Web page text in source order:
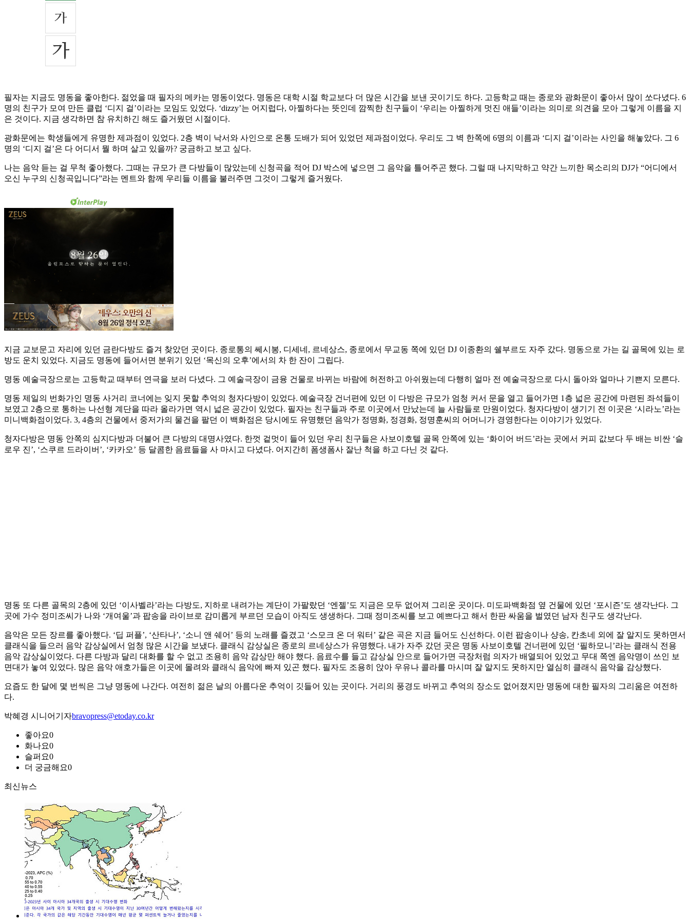
필자는 지금도 명동을 좋아한다. 젊었을 때 필자의 메카는 명동이었다. 명동은 대학 시절 학교보다 더 많은 시간을 보낸 곳이기도 하다. 고등학교 때는 종로와 광화문이 좋아서 많이 쏘다녔다. 6
명의 친구가 모여 만든 클럽 ‘디지 걸’이라는 모임도 있었다. ‘dizzy’는 어지럽다, 아찔하다는 뜻인데 깜찍한 친구들이 ‘우리는 아찔하게 멋진 애들’이라는 의미로 의견을 모아 그렇게 이름을 지
은 것이다. 지금 생각하면 참 유치하긴 해도 즐거웠던 시절이다.
광화문에는 학생들에게 유명한 제과점이 있었다. 2층 벽이 낙서와 사인으로 온통 도배가 되어 있었던 제과점이었다. 우리도 그 벽 한쪽에 6명의 이름과 ‘디지 걸’이라는 사인을 해놓았다. 그 6
명의 ‘디지 걸’은 다 어디서 뭘 하며 살고 있을까? 궁금하고 보고 싶다.
나는 음악 듣는 걸 무척 좋아했다. 그때는 규모가 큰 다방들이 많았는데 신청곡을 적어 DJ 박스에 넣으면 그 음악을 틀어주곤 했다. 그럴 때 나지막하고 약간 느끼한 목소리의 DJ가 “어디에서
오신 누구의 신청곡입니다”라는 멘트와 함께 우리들 이름을 불러주면 그것이 그렇게 즐거웠다.
지금 교보문고 자리에 있던 금란다방도 즐겨 찾았던 곳이다. 종로통의 쎄시봉, 디세네, 르네상스, 종로에서 무교동 쪽에 있던 DJ 이종환의 쉘부르도 자주 갔다. 명동으로 가는 길 골목에 있는 로
방도 운치 있었다. 지금도 명동에 들어서면 분위기 있던 ‘목신의 오후’에서의 차 한 잔이 그립다.
명동 예술극장으로는 고등학교 때부터 연극을 보러 다녔다. 그 예술극장이 금융 건물로 바뀌는 바람에 허전하고 아쉬웠는데 다행히 얼마 전 예술극장으로 다시 돌아와 얼마나 기쁜지 모른다.
명동 제일의 번화가인 명동 사거리 코너에는 잊지 못할 추억의 청자다방이 있었다. 예술극장 건너편에 있던 이 다방은 규모가 엄청 커서 문을 열고 들어가면 1층 넓은 공간에 마련된 좌석들이
보였고 2층으로 통하는 나선형 계단을 따라 올라가면 역시 넓은 공간이 있었다. 필자는 친구들과 주로 이곳에서 만났는데 늘 사람들로 만원이었다. 청자다방이 생기기 전 이곳은 ‘시라노’라는
미니백화점이었다. 3, 4층의 건물에서 중저가의 물건을 팔던 이 백화점은 당시에도 유명했던 음악가 정명화, 정경화, 정명훈씨의 어머니가 경영한다는 이야기가 있었다.
청자다방은 명동 안쪽의 심지다방과 더불어 큰 다방의 대명사였다. 한껏 겉멋이 들어 있던 우리 친구들은 사보이호텔 골목 안쪽에 있는 ‘화이어 버드’라는 곳에서 커피 값보다 두 배는 비싼 ‘슬
로우 진’, ‘스쿠르 드라이버’, ‘카카오’ 등 달콤한 음료들을 사 마시고 다녔다. 어지간히 폼생폼사 잘난 척을 하고 다닌 것 같다.
명동 또 다른 골목의 2층에 있던 ‘이사벨라’라는 다방도, 지하로 내려가는 계단이 가팔랐던 ‘엔젤’도 지금은 모두 없어져 그리운 곳이다. 미도파백화점 옆 건물에 있던 ‘포시즌’도 생각난다. 그
곳에 가수 정미조씨가 나와 ‘개여울’과 팝송을 라이브로 감미롭게 부르던 모습이 아직도 생생하다. 그때 정미조씨를 보고 예쁘다고 해서 한판 싸움을 벌였던 남자 친구도 생각난다.
음악은 모든 장르를 좋아했다. ‘딥 퍼플’, ‘산타나’, ‘소니 앤 쉐어’ 등의 노래를 즐겼고 ‘스모크 온 더 워터’ 같은 곡은 지금 들어도 신선하다. 이런 팝송이나 샹송, 칸초네 외에 잘 알지도 못하면서
클래식을 들으러 음악 감상실에서 엄청 많은 시간을 보냈다. 클래식 감상실은 종로의 르네상스가 유명했다. 내가 자주 갔던 곳은 명동 사보이호텔 건너편에 있던 ‘필하모니’라는 클래식 전용
음악 감상실이었다. 다른 다방과 달리 대화를 할 수 없고 조용히 음악 감상만 해야 했다. 음료수를 들고 감상실 안으로 들어가면 극장처럼 의자가 배열되어 있었고 무대 쪽엔 음악명이 쓰인 보
면대가 놓여 있었다. 많은 음악 애호가들은 이곳에 몰려와 클래식 음악에 빠져 있곤 했다. 필자도 조용히 앉아 우유나 콜라를 마시며 잘 알지도 못하지만 열심히 클래식 음악을 감상했다.
요즘도 한 달에 몇 번씩은 그냥 명동에 나간다. 여전히 젊은 날의 아름다운 추억이 깃들어 있는 곳이다. 거리의 풍경도 바뀌고 추억의 장소도 없어졌지만 명동에 대한 필자의 그리움은 여전하
다.
박혜경 시니어기자bravopress@etoday.co.kr
좋아요0
화나요0
슬퍼요0
더 궁금해요0
최신뉴스